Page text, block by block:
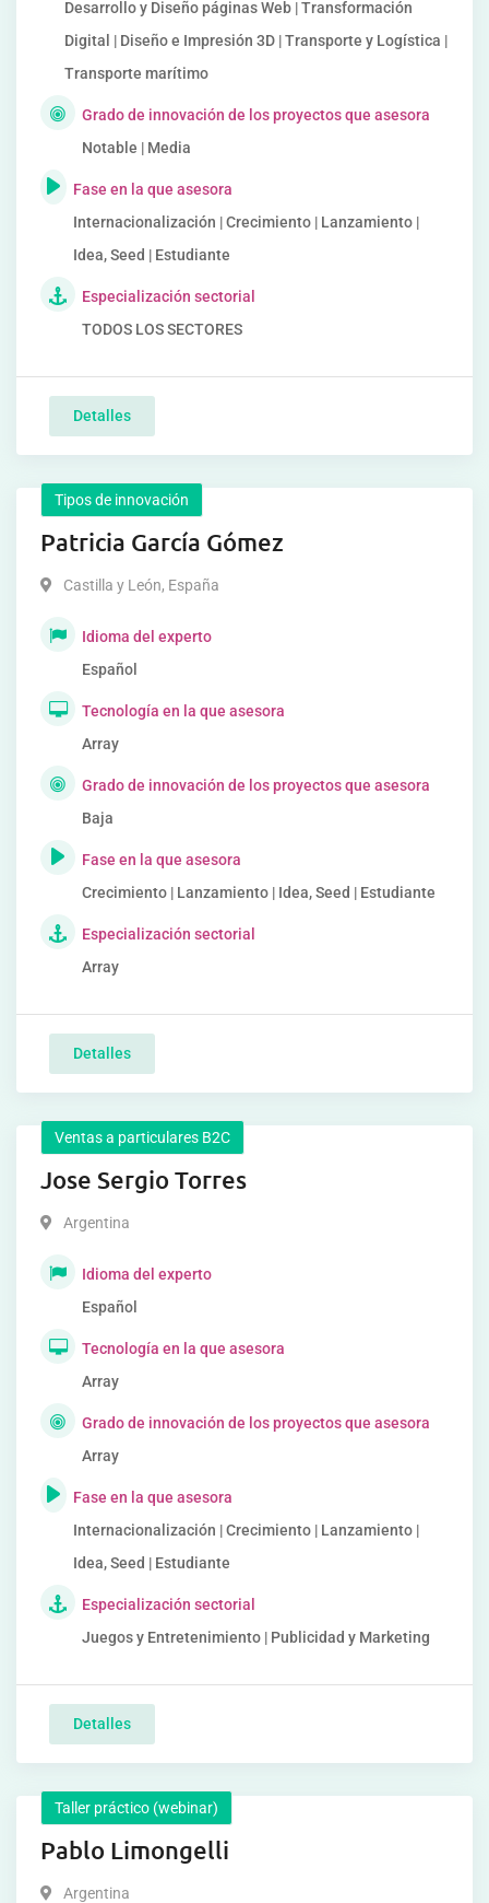
Desarrollo y Diseño páginas Web | Transformación
Digital | Diseño e Impresión 3D | Transporte y Logística |
Transporte marítimo
Grado de innovación de los proyectos que asesora
Notable | Media
Fase en la que asesora
Internacionalización | Crecimiento | Lanzamiento |
Idea, Seed | Estudiante
Especialización sectorial
TODOS LOS SECTORES
Detalles
Tipos de innovación
Patricia García Gómez
Castilla y León, España
Idioma del experto
Español
Tecnología en la que asesora
Array
Grado de innovación de los proyectos que asesora
Baja
Fase en la que asesora
Crecimiento | Lanzamiento | Idea, Seed | Estudiante
Especialización sectorial
Array
Detalles
Ventas a particulares B2C
Jose Sergio Torres
Argentina
Idioma del experto
Español
Tecnología en la que asesora
Array
Grado de innovación de los proyectos que asesora
Array
Fase en la que asesora
Internacionalización | Crecimiento | Lanzamiento |
Idea, Seed | Estudiante
Especialización sectorial
Juegos y Entretenimiento | Publicidad y Marketing
Detalles
Taller práctico (webinar)
Pablo Limongelli
Argentina